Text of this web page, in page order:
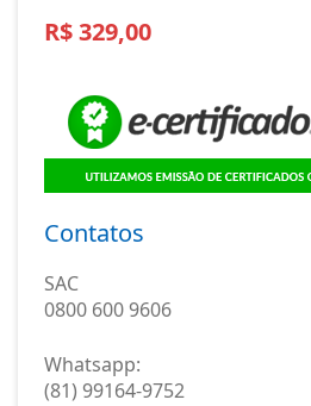
R$ 329,00
Contatos
SAC
0800 600 9606
Whatsapp:
(81) 99164-9752